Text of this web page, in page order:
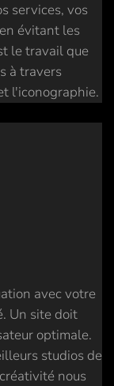
services, vos
évitant les
le travail que
à travers
l'iconographie.
avec votre
Un site doit
optimale.
studios de
nous